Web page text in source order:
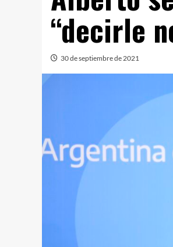
“decirle
30 de septiembre de 2021